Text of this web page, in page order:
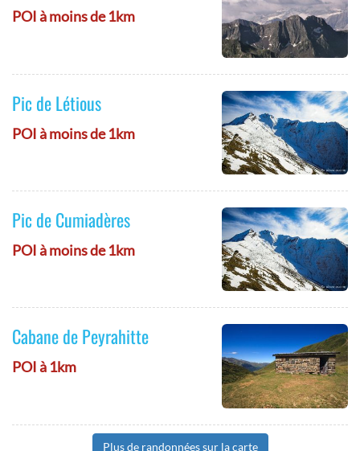
POI à moins de 1km
Pic de Létious
POI à moins de 1km
Pic de Cumiadères
POI à moins de 1km
Cabane de Peyrahitte
POI à 1km
Plus de randonnées sur la carte